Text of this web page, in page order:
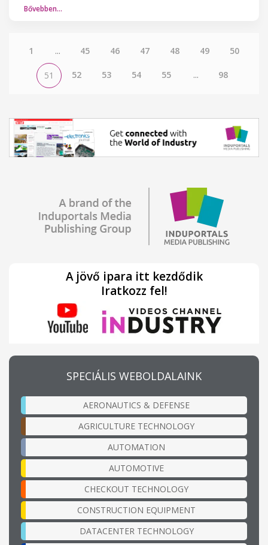
Bővebben…
1 ... 45 46 47 48 49 50
51 52 53 54 55 ... 98
A jövő ipara itt kezdődik
Iratkozz fel!
SPECIÁLIS WEBOLDALAINK
AERONAUTICS & DEFENSE
AGRICULTURE TECHNOLOGY
AUTOMATION
AUTOMOTIVE
CHECKOUT TECHNOLOGY
CONSTRUCTION EQUIPMENT
DATACENTER TECHNOLOGY